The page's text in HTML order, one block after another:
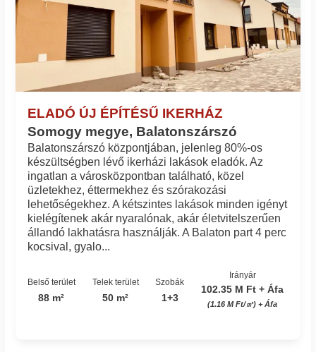
ELADÓ ÚJ ÉPÍTÉSŰ IKERHÁZ
Somogy megye, Balatonszárszó
Balatonszárszó központjában, jelenleg 80%-os
készültségben lévő ikerházi lakások eladók. Az
ingatlan a városközpontban található, közel
üzletekhez, éttermekhez és szórakozási
lehetőségekhez. A kétszintes lakások minden igényt
kielégítenek akár nyaralónak, akár életvitelszerűen
állandó lakhatásra használják. A Balaton part 4 perc
kocsival, gyalo...
Belső terület
88 m²
Telek terület
50 m²
Szobák
1+3
Irányár
102.35 M Ft + Áfa
(1.16 M Ft/㎡) + Áfa